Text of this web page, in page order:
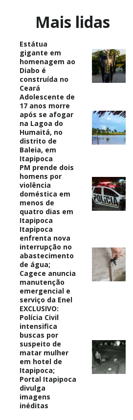
Mais lidas
Estátua
gigante em
homenagem ao
Diabo é
construída no
Ceará
Adolescente de
17 anos morre
após se afogar
na Lagoa do
Humaitá, no
distrito de
Baleia, em
Itapipoca
PM prende dois
homens por
violência
doméstica em
menos de
quatro dias em
Itapipoca
Itapipoca
enfrenta nova
interrupção no
abastecimento
de água;
Cagece anuncia
manutenção
emergencial e
serviço da Enel
EXCLUSIVO:
Polícia Civil
intensifica
buscas por
suspeito de
matar mulher
em hotel de
Itapipoca;
Portal Itapipoca
divulga
imagens
inéditas